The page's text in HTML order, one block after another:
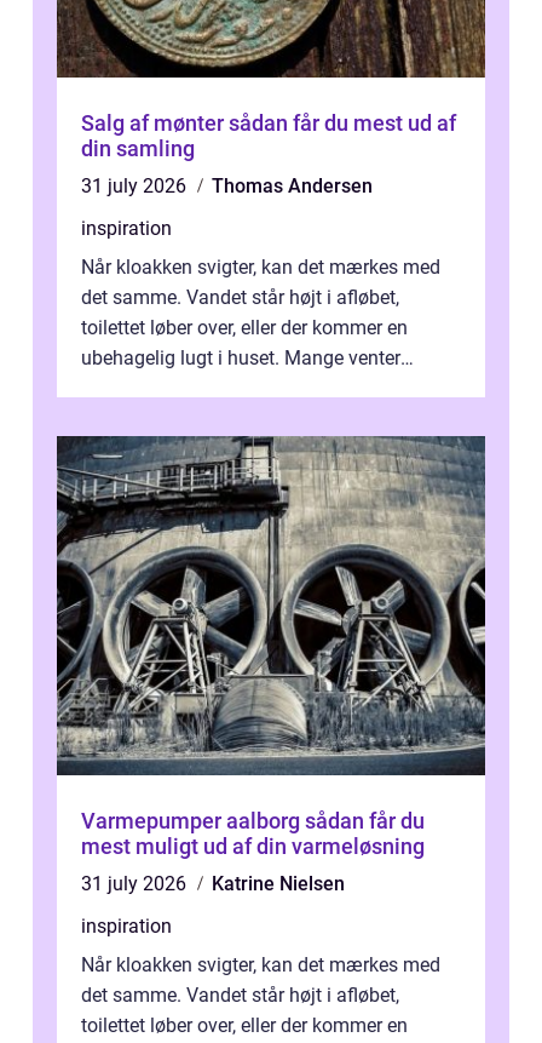
Salg af mønter sådan får du mest ud af
din samling
31 july 2026
Thomas Andersen
inspiration
Når kloakken svigter, kan det mærkes med
det samme. Vandet står højt i afløbet,
toilettet løber over, eller der kommer en
ubehagelig lugt i huset. Mange venter
Varmepumper aalborg sådan får du
mest muligt ud af din varmeløsning
31 july 2026
Katrine Nielsen
inspiration
Når kloakken svigter, kan det mærkes med
det samme. Vandet står højt i afløbet,
toilettet løber over, eller der kommer en